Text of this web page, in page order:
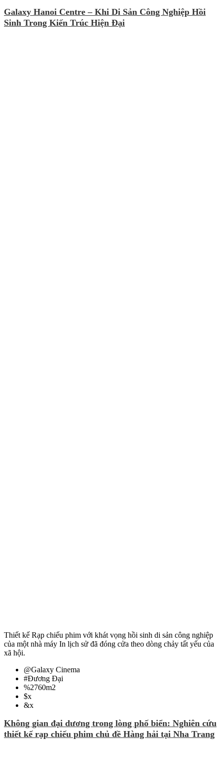
Galaxy Hanoi Centre – Khi Di Sản Công Nghiệp Hồi
Sinh Trong Kiến Trúc Hiện Đại
Thiết kế Rạp chiếu phim với khát vọng hồi sinh di sản công nghiệp
của một nhà máy In lịch sử đã đóng cửa theo dòng chảy tất yếu của
xã hội.
@Galaxy Cinema
#Đương Đại
%2760m2
$x
&x
Không gian đại dương trong lòng phố biển: Nghiên cứu
thiết kế rạp chiếu phim chủ đề Hàng hải tại Nha Trang